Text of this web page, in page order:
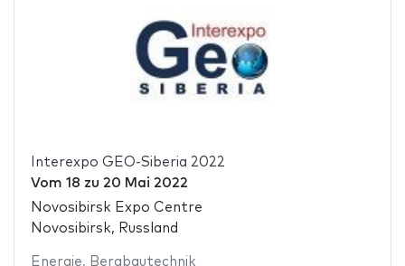
Interexpo GEO-Siberia 2022
Vom 18 zu 20 Mai 2022
Novosibirsk Expo Centre
Novosibirsk, Russland
Energie, Bergbautechnik